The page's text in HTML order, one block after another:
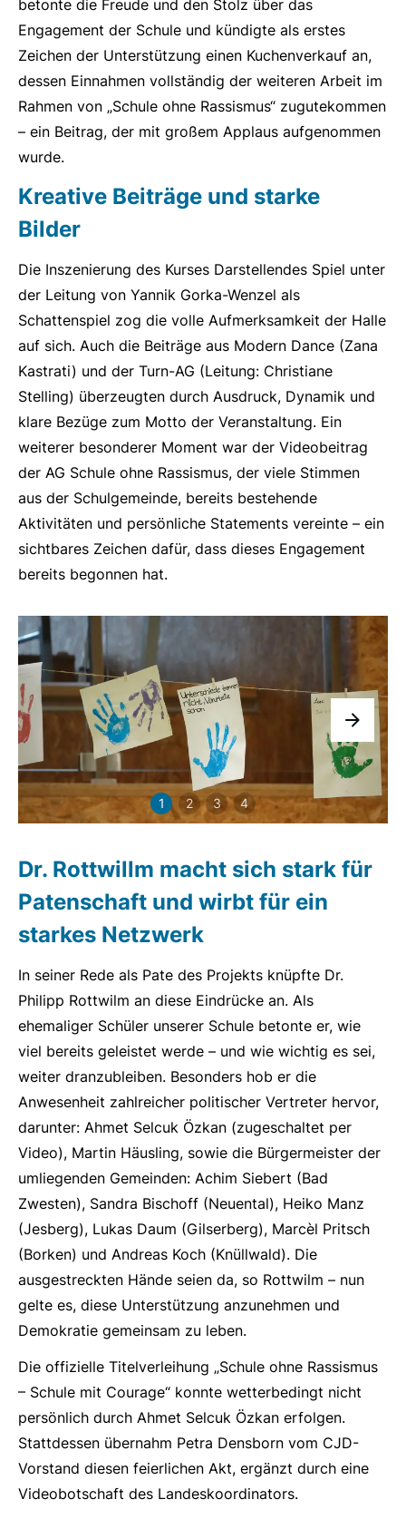
betonte die Freude und den Stolz über das
Engagement der Schule und kündigte als erstes
Zeichen der Unterstützung einen Kuchenverkauf an,
dessen Einnahmen vollständig der weiteren Arbeit im
Rahmen von „Schule ohne Rassismus“ zugutekommen
– ein Beitrag, der mit großem Applaus aufgenommen
wurde.
Kreative Beiträge und starke
Bilder
Die Inszenierung des Kurses Darstellendes Spiel unter
der Leitung von Yannik Gorka-Wenzel als
Schattenspiel zog die volle Aufmerksamkeit der Halle
auf sich. Auch die Beiträge aus Modern Dance (Zana
Kastrati) und der Turn-AG (Leitung: Christiane
Stelling) überzeugten durch Ausdruck, Dynamik und
klare Bezüge zum Motto der Veranstaltung. Ein
weiterer besonderer Moment war der Videobeitrag
der AG Schule ohne Rassismus, der viele Stimmen
aus der Schulgemeinde, bereits bestehende
Aktivitäten und persönliche Statements vereinte – ein
sichtbares Zeichen dafür, dass dieses Engagement
bereits begonnen hat.
1 2 3 4
Dr. Rottwillm macht sich stark für
Patenschaft und wirbt für ein
starkes Netzwerk
In seiner Rede als Pate des Projekts knüpfte Dr.
Philipp Rottwilm an diese Eindrücke an. Als
ehemaliger Schüler unserer Schule betonte er, wie
viel bereits geleistet werde – und wie wichtig es sei,
weiter dranzubleiben. Besonders hob er die
Anwesenheit zahlreicher politischer Vertreter hervor,
darunter: Ahmet Selcuk Özkan (zugeschaltet per
Video), Martin Häusling, sowie die Bürgermeister der
umliegenden Gemeinden: Achim Siebert (Bad
Zwesten), Sandra Bischoff (Neuental), Heiko Manz
(Jesberg), Lukas Daum (Gilserberg), Marcèl Pritsch
(Borken) und Andreas Koch (Knüllwald). Die
ausgestreckten Hände seien da, so Rottwilm – nun
gelte es, diese Unterstützung anzunehmen und
Demokratie gemeinsam zu leben.
Die offizielle Titelverleihung „Schule ohne Rassismus
– Schule mit Courage“ konnte wetterbedingt nicht
persönlich durch Ahmet Selcuk Özkan erfolgen.
Stattdessen übernahm Petra Densborn vom CJD-
Vorstand diesen feierlichen Akt, ergänzt durch eine
Videobotschaft des Landeskoordinators.